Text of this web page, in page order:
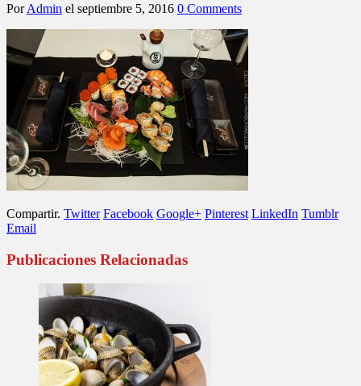
PorAdmin el septiembre 5, 2016 0 Comments
Compartir. Twitter Facebook Google+ Pinterest LinkedIn Tumblr
Email
Publicaciones Relacionadas